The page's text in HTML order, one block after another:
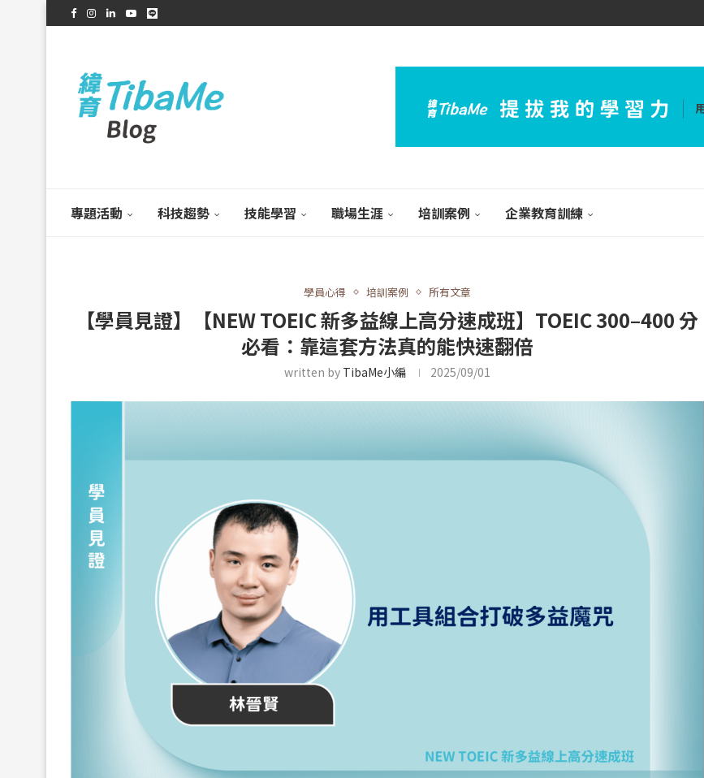
專題活動 科技趨勢 技能學習 職場生涯 培訓案例 企業教育訓練
學員心得 培訓案例 所有文章
【學員見證】【NEW TOEIC 新多益線上高分速成班】TOEIC 300–400 分
必看：靠這套方法真的能快速翻倍
written by TibaMe小編 2025/09/01